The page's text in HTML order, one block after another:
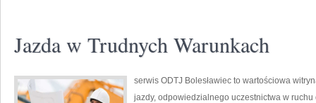
Jazda w Trudnych Warunkach
serwis ODTJ Bolesławiec to wartościowa
jazdy, odpowiedzialnego uczestnictwa w